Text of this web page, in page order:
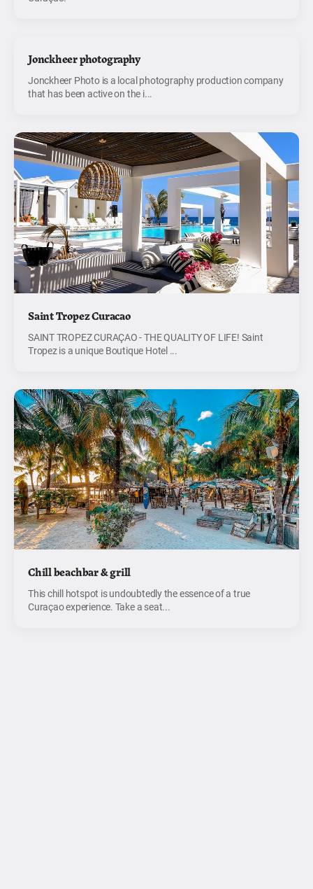
Jonckheer photography
Jonckheer Photo is a local photography production company
that has been active on the i...
Saint Tropez Curacao
SAINT TROPEZ CURAÇAO - THE QUALITY OF LIFE! Saint
Tropez is a unique Boutique Hotel ...
Chill beachbar & grill
This chill hotspot is undoubtedly the essence of a true
Curaçao experience. Take a seat...